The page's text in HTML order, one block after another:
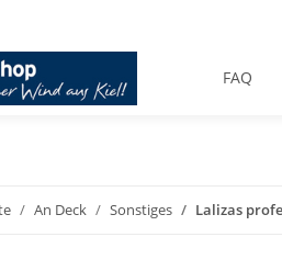
FAQ
An Deck Sonstiges Lalizas